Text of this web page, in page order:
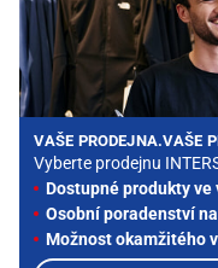
VAŠE PRODEJNA.VAŠE
Vyberte prodejnu
Dostupné produkty ve
Osobní poradenství
Možnost okamžitého